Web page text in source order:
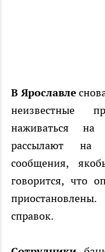
В Ярославле
неизвестные
наживаться
рассылают на
сообщения,
говорится, что
справок.